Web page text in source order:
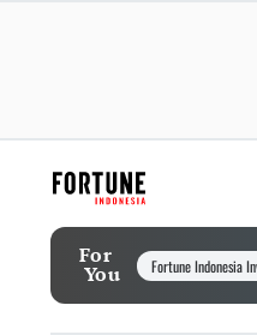
For
You Fortune Indonesia